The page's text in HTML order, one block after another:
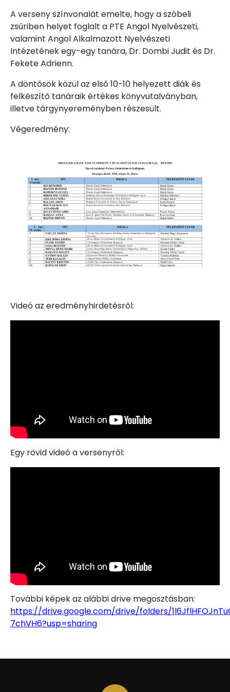
A verseny színvonalát emelte, hogy a szóbeli
zsűriben helyet foglalt a PTE Angol Nyelvészeti,
valamint Angol Alkalmazott Nyelvészeti
Intézetének egy-egy tanára, Dr. Dombi Judit és Dr.
Fekete Adrienn.
A döntősök közül az első 10-10 helyezett diák és
felkészítő tanáraik értékes könyvutalványban,
illetve tárgynyereményben részesült.
Végeredmény:
Videó az eredményhirdetésről:
Egy rövid videó a versenyről:
További képek az alábbi drive megosztásban:
https://drive.google.com/drive/folders/
7chVH6?usp=sharing